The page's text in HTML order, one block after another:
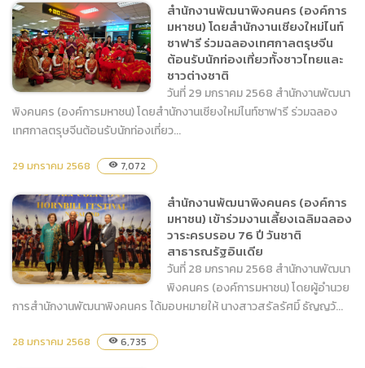
รถบุปผชาติ ณ เวทีกลางสวน
สาธารณะหนองบวกหาด
จังหวัดเชียงใหม่
(องค์การมหาชน) โดย
ร่วมฉลองเทศกาลตรุษจีน
ต้อนรับนักท่องเที่ยวทั้งชาว
ไทยและชาวต่างชาติ
สำนักงานพัฒนาพิงคนคร (องค์การ
มหาชน) โดยสำนักงานเชียงใหม่ไนท์
ซาฟารี ร่วมฉลองเทศกาลตรุษจีน
ต้อนรับนักท่องเที่ยวทั้งชาวไทยและ
ชาวต่างชาติ
วันที่ 29 มกราคม 2568 สำนักงานพัฒนา
พิงคนคร (องค์การมหาชน) โดยสำนักงานเชียงใหม่ไนท์ซาฟารี ร่วมฉลอง
เทศกาลตรุษจีนต้อนรับนักท่องเที่ยว...
29 มกราคม 2568 visibility 7,072
สำนักงานพัฒนาพิงคนคร
สำนักงานพัฒนาพิงคนคร (องค์การ
มหาชน) เข้าร่วมงานเลี้ยงเฉลิมฉลอง
วาระครบรอบ 76 ปี วันชาติ
สาธารณรัฐอินเดีย
วันที่ 28 มกราคม 2568 สำนักงานพัฒนา
พิงคนคร (องค์การมหาชน) โดยผู้อำนวย
การสำนักงานพัฒนาพิงคนคร ได้มอบหมายให้ นางสาวสรัลรัศมิ์ ธัญญวั...
28 มกราคม 2568 visibility 6,735